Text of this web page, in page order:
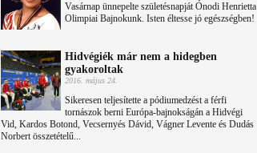
Vasárnap ünnepelte születésnapját Ónodi Henrietta
Olimpiai Bajnokunk. Isten éltesse jó egészségben!
Hidvégiék már nem a hidegben
gyakoroltak
2016. május 24.
Sikeresen teljesítette a pódiumedzést a férfi
tornászok berni Európa-bajnokságán a Hidvégi
Vid, Kardos Botond, Vecsernyés Dávid, Vágner Levente és Dudás
Norbert összetételű...